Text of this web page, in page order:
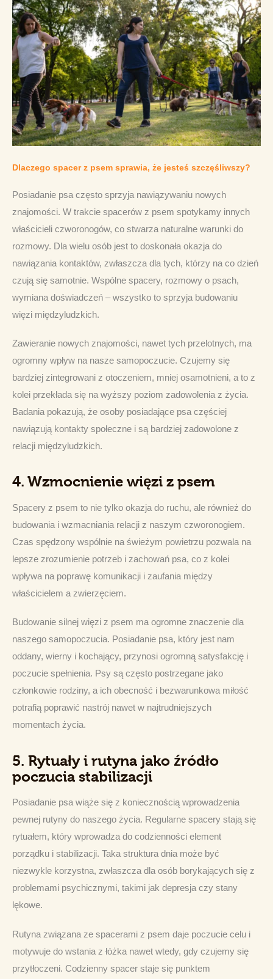
Dlaczego spacer z psem sprawia, że jesteś szczęśliwszy?
Posiadanie psa często sprzyja nawiązywaniu nowych
znajomości. W trakcie spacerów z psem spotykamy innych
właścicieli czworonogów, co stwarza naturalne warunki do
rozmowy. Dla wielu osób jest to doskonała okazja do
nawiązania kontaktów, zwłaszcza dla tych, którzy na co dzień
czują się samotnie. Wspólne spacery, rozmowy o psach,
wymiana doświadczeń – wszystko to sprzyja budowaniu
więzi międzyludzkich.
Zawieranie nowych znajomości, nawet tych przelotnych, ma
ogromny wpływ na nasze samopoczucie. Czujemy się
bardziej zintegrowani z otoczeniem, mniej osamotnieni, a to z
kolei przekłada się na wyższy poziom zadowolenia z życia.
Badania pokazują, że osoby posiadające psa częściej
nawiązują kontakty społeczne i są bardziej zadowolone z
relacji międzyludzkich.
4. Wzmocnienie więzi z psem
Spacery z psem to nie tylko okazja do ruchu, ale również do
budowania i wzmacniania relacji z naszym czworonogiem.
Czas spędzony wspólnie na świeżym powietrzu pozwala na
lepsze zrozumienie potrzeb i zachowań psa, co z kolei
wpływa na poprawę komunikacji i zaufania między
właścicielem a zwierzęciem.
Budowanie silnej więzi z psem ma ogromne znaczenie dla
naszego samopoczucia. Posiadanie psa, który jest nam
oddany, wierny i kochający, przynosi ogromną satysfakcję i
poczucie spełnienia. Psy są często postrzegane jako
członkowie rodziny, a ich obecność i bezwarunkowa miłość
potrafią poprawić nastrój nawet w najtrudniejszych
momentach życia.
5. Rytuały i rutyna jako źródło
poczucia stabilizacji
Posiadanie psa wiąże się z koniecznością wprowadzenia
pewnej rutyny do naszego życia. Regularne spacery stają się
rytuałem, który wprowadza do codzienności element
porządku i stabilizacji. Taka struktura dnia może być
niezwykle korzystna, zwłaszcza dla osób borykających się z
problemami psychicznymi, takimi jak depresja czy stany
lękowe.
Rutyna związana ze spacerami z psem daje poczucie celu i
motywuje do wstania z łóżka nawet wtedy, gdy czujemy się
przytłoczeni. Codzienny spacer staje się punktem